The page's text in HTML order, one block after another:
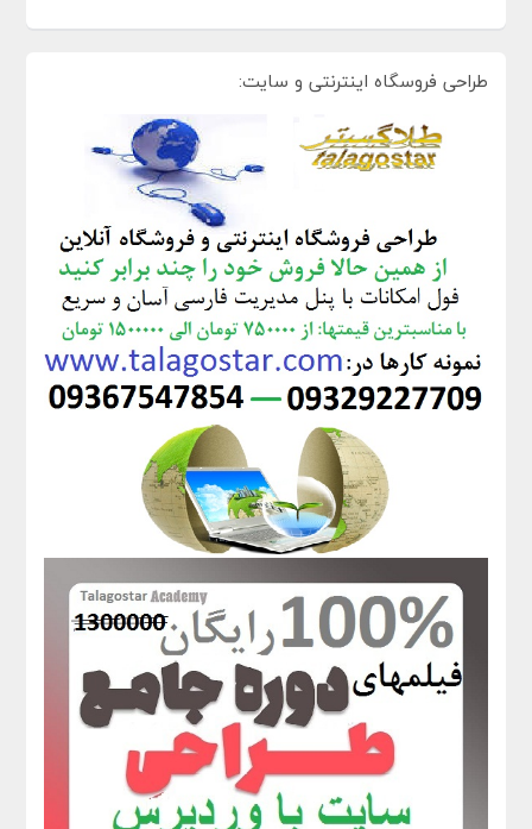
طراحی فروسگاه اینترنتی و سایت: